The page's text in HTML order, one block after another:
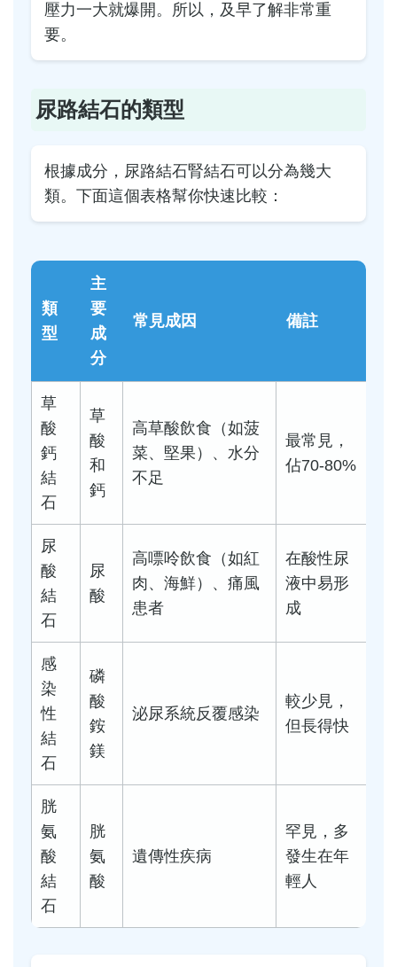
壓力一大就爆開。所以，及早了解非常重
要。
尿路結石的類型
根據成分，尿路結石腎結石可以分為幾大
類。下面這個表格幫你快速比較：
類
型
主
要
成
分
常見成因 備註
草
酸
鈣
結
石
草
酸
和
鈣
高草酸飲食（如菠
菜、堅果）、水分
不足
最常見，
佔70-80%
尿
酸
結
石
尿
酸
高嘌呤飲食（如紅
肉、海鮮）、痛風
患者
在酸性尿
液中易形
成
感
染
性
結
石
磷
酸
銨
鎂
泌尿系統反覆感染
較少見，
但長得快
胱
氨
酸
結
石
胱
氨
酸
遺傳性疾病
罕見，多
發生在年
輕人